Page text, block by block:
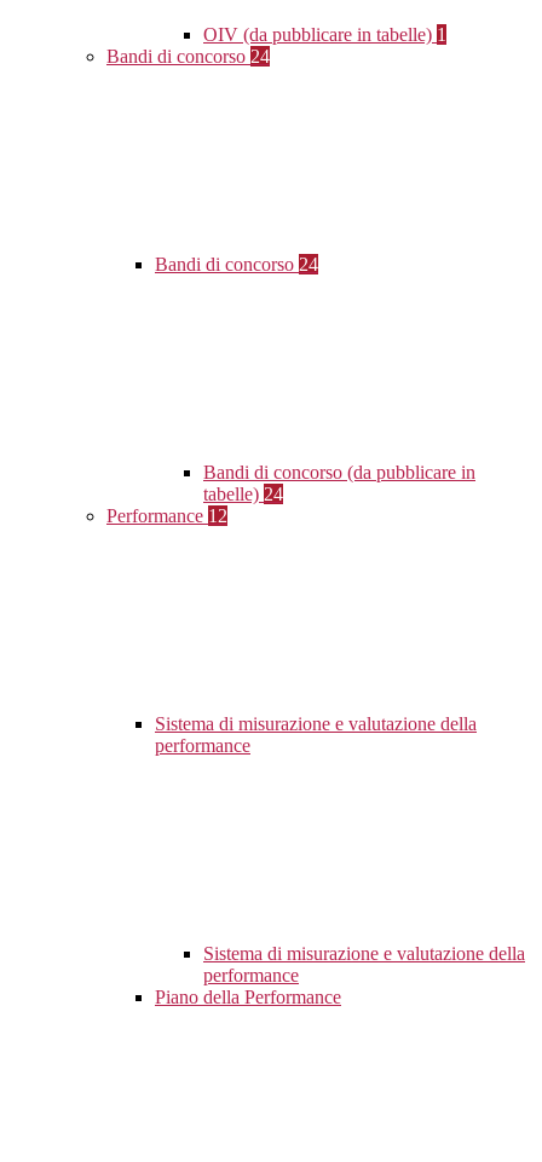
OIV (da pubblicare in tabelle) 1
Bandi di concorso 24
Bandi di concorso 24
Bandi di concorso (da pubblicare in
tabelle) 24
Performance 12
Sistema di misurazione e valutazione della
performance
Sistema di misurazione e valutazione della
performance
Piano della Performance